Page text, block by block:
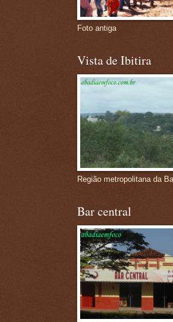
Foto antiga
Vista de Ibitira
Região metropolitana da
Bar central